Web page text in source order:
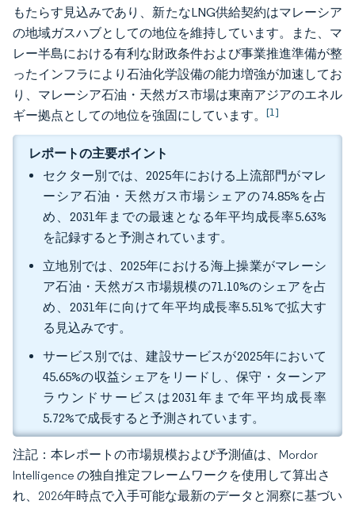
もたらす見込みであり、新たなLNG供給契約はマレーシア
の地域ガスハブとしての地位を維持しています。また、マ
レー半島における有利な財政条件および事業推進準備が整
ったインフラにより石油化学設備の能力増強が加速してお
り、マレーシア石油・天然ガス市場は東南アジアのエネル
ギー拠点としての地位を強固にしています。 [1]
レポートの主要ポイント
セクター別では、2025年における上流部門がマレ
ーシア石油・天然ガス市場シェアの74.85%を占
め、2031年までの最速となる年平均成長率5.63%
を記録すると予測されています。
立地別では、2025年における海上操業がマレーシ
ア石油・天然ガス市場規模の71.10%のシェアを占
め、2031年に向けて年平均成長率5.51%で拡大す
る見込みです。
サービス別では、建設サービスが2025年において
45.65%の収益シェアをリードし、保守・ターンア
ラウンドサービスは2031年まで年平均成長率
5.72%で成長すると予測されています。
注記：本レポートの市場規模および予測値は、Mordor
Intelligence の独自推定フレームワークを使用して算出さ
れ、2026年時点で入手可能な最新のデータと洞察に基づい